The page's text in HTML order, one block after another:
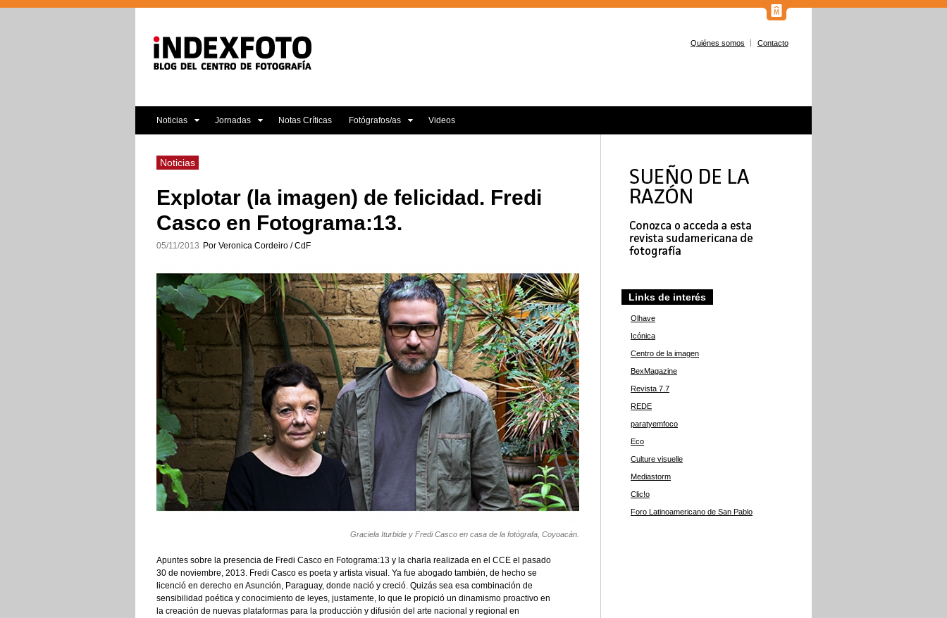
Quiénes somos Contacto
Noticias Jornadas Notas Críticas Fotógrafos/as Videos
Noticias
Explotar (la imagen) de felicidad. Fredi
Casco en Fotograma:13.
05/11/2013 Por Veronica Cordeiro / CdF
Graciela Iturbide y Fredi Casco en casa de la fotógrafa, Coyoacán.
Apuntes sobre la presencia de Fredi Casco en Fotograma:13 y la charla realizada en el CCE el pasado
30 de noviembre, 2013. Fredi Casco es poeta y artista visual. Ya fue abogado también, de hecho se
licenció en derecho en Asunción, Paraguay, donde nació y creció. Quizás sea esa combinación de
sensibilidad poética y conocimiento de leyes, justamente, lo que le propició un dinamismo proactivo en
la creación de nuevas plataformas para la producción y difusión del arte nacional y regional en
Links de interés
Olhave
Icónica
Centro de la imagen
BexMagazine
Revista 7.7
REDE
paratyemfoco
Eco
Culture visuelle
Mediastorm
Clic!o
Foro Latinoamericano de San Pablo